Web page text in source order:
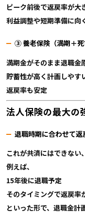
ピーク前後で返戻率が大
利益調整や短期準備に向
③ 養老保険（満期＋死
満期金がそのまま退職金
貯蓄性が高く計画しやす
返戻率も安定
法人保険の最大の
退職時期に合わせて
これが共済にはできない
例えば、
15年後に退職予定
そのタイミングで返戻率
といった形で、退職金計